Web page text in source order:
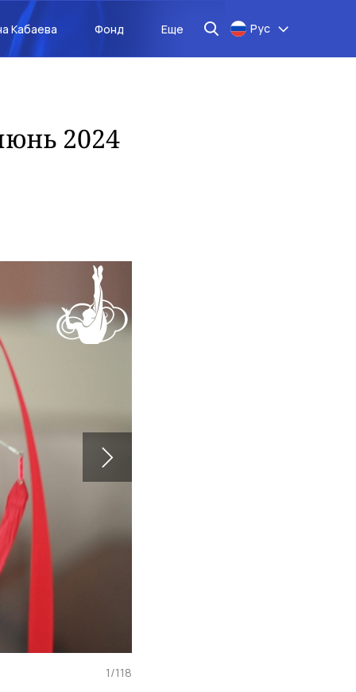
Кабаева Фонд Еще Рус
2024
1/118